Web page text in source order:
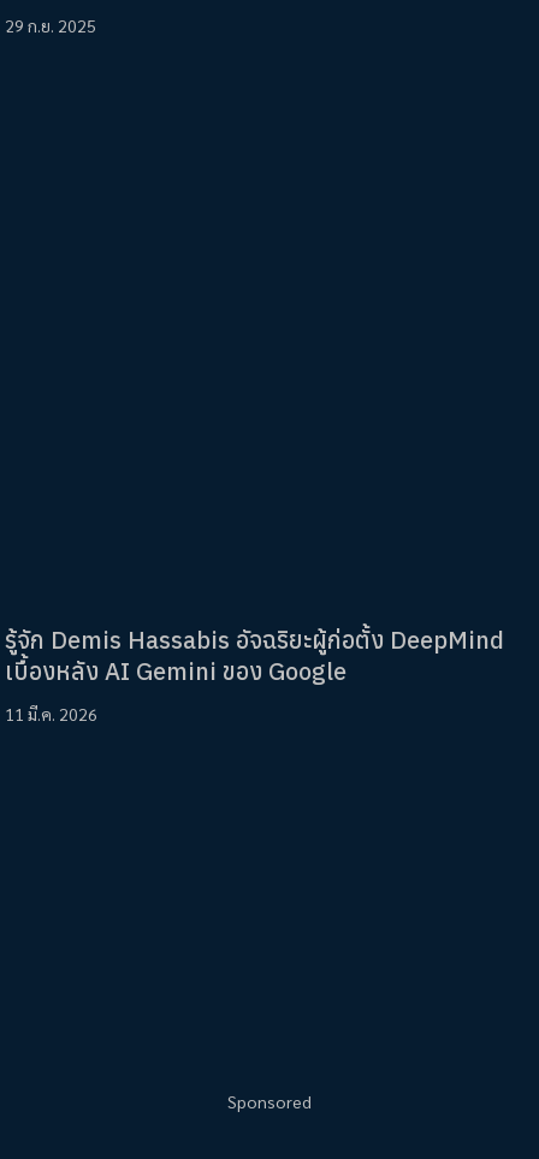
29 ก.ย. 2025
รู้จัก Demis Hassabis อัจฉริยะผู้ก่อตั้ง DeepMind
เบื้องหลัง AI Gemini ของ Google
11 มี.ค. 2026
Sponsored